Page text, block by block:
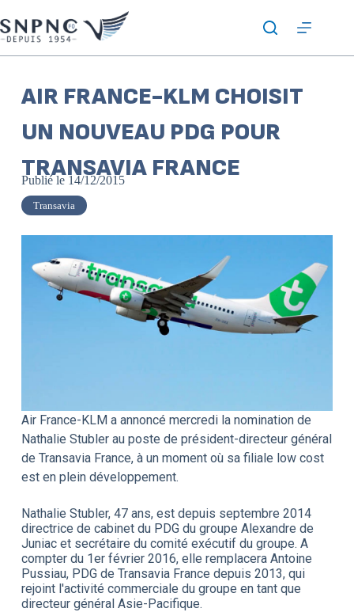
AIR FRANCE-KLM CHOISIT
UN NOUVEAU PDG POUR
TRANSAVIA FRANCE
Publié le 14/12/2015
Transavia
Air France-KLM a annoncé mercredi la nomination de
Nathalie Stubler au poste de président-directeur général
de Transavia France, à un moment où sa filiale low cost
est en plein développement.
Nathalie Stubler, 47 ans, est depuis septembre 2014
directrice de cabinet du PDG du groupe Alexandre de
Juniac et secrétaire du comité exécutif du groupe. A
compter du 1er février 2016, elle remplacera Antoine
Pussiau, PDG de Transavia France depuis 2013, qui
rejoint l'activité commerciale du groupe en tant que
directeur général Asie-Pacifique.